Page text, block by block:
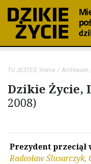
TU JESTEŚ: Home Archiwum
Dzikie Życie,
2008)
Prezydent przeciął
Radosław Ślusarczyk,